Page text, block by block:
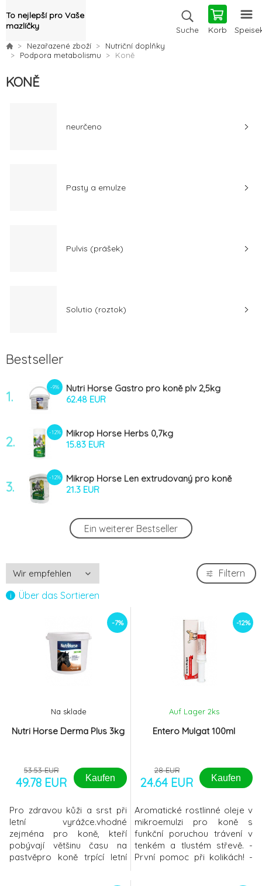
To nejlepší pro Vaše
mazlíčky
Suche Korb
Nezařazené zboží
Nutriční doplňky
Podpora metabolismu
Koně
KONĚ
neurčeno
Pasty a emulze
Pulvis (prášek)
Solutio (roztok)
Bestseller
1.
-9%
Nutri Horse Gastro pro koně plv 2,5kg
62.48 EUR
2.
-12%
Mikrop Horse Herbs 0,7kg
15.83 EUR
3.
-12%
Mikrop Horse Len extrudovaný pro koně
5kg
21.3 EUR
Equistro Excell E 1000ml
83.2 EUR
5.
Equistro Haemolythan 400 1000ml
135.35 EUR
Entero Mulgat 100ml
-12%
Fresh Horse perorální gel 1x12,4g
12.65 EUR
16.7 EUR
Ein weiterer Bestseller
Über das Sortieren
Filtern
-7%
Nutri Horse Derma Plus 3kg
Na sklade
53.53 EUR
49.78 EUR Kaufen
Pro zdravou kůži a srst při
letní vyrážce.vhodné
zejména pro koně, kteří
pobývají většinu času na
pastvěpro koně trpící letní
-12%
Entero Mulgat 100ml
Auf Lager 2ks
28 EUR
24.64 EUR Kaufen
Aromatické rostlinné oleje v
mikroemulzi pro koně s
funkční poruchou trávení v
tenkém a tlustém střevě. -
První pomoc při kolikách! -